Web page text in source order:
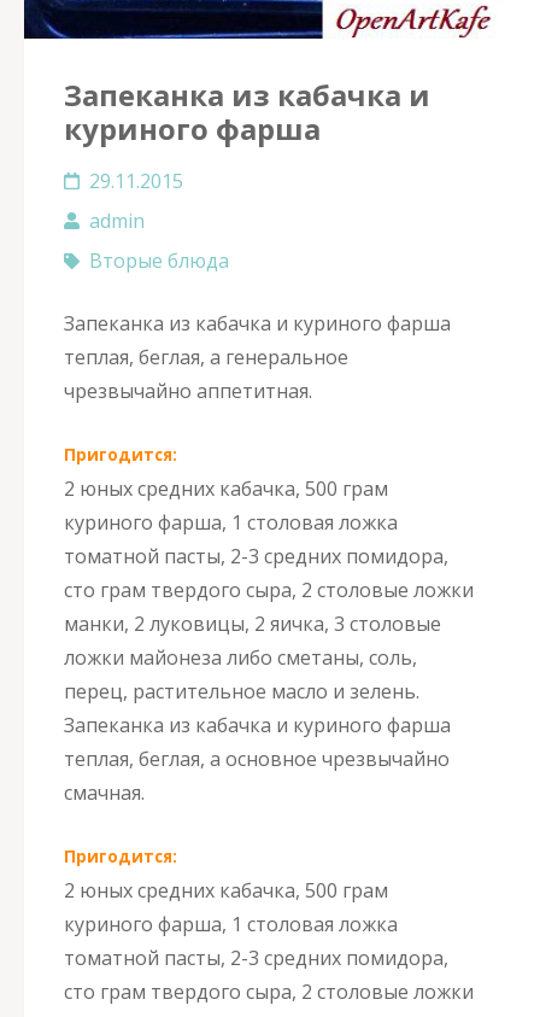
Запеканка из кабачка и
куриного фарша
29.11.2015
admin
Вторые блюда
Запеканка из кабачка и куриного фарша
теплая, беглая, а генеральное
чрезвычайно аппетитная.
Пригодится:
2 юных средних кабачка, 500 грам
куриного фарша, 1 столовая ложка
томатной пасты, 2-3 средних помидора,
сто грам твердого сыра, 2 столовые ложки
манки, 2 луковицы, 2 яичка, 3 столовые
ложки майонеза либо сметаны, соль,
перец, растительное масло и зелень.
Запеканка из кабачка и куриного фарша
теплая, беглая, а основное чрезвычайно
смачная.
Пригодится:
2 юных средних кабачка, 500 грам
куриного фарша, 1 столовая ложка
томатной пасты, 2-3 средних помидора,
сто грам твердого сыра, 2 столовые ложки